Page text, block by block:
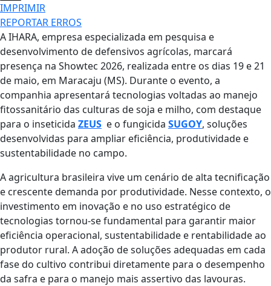
IMPRIMIR
REPORTAR ERROS
A IHARA, empresa especializada em pesquisa e
desenvolvimento de defensivos agrícolas, marcará
presença na Showtec 2026, realizada entre os dias 19 e 21
de maio, em Maracaju (MS). Durante o evento, a
companhia apresentará tecnologias voltadas ao manejo
fitossanitário das culturas de soja e milho, com destaque
para o inseticida ZEUS e o fungicida SUGOY, soluções
desenvolvidas para ampliar eficiência, produtividade e
sustentabilidade no campo.
A agricultura brasileira vive um cenário de alta tecnificação
e crescente demanda por produtividade. Nesse contexto, o
investimento em inovação e no uso estratégico de
tecnologias tornou-se fundamental para garantir maior
eficiência operacional, sustentabilidade e rentabilidade ao
produtor rural. A adoção de soluções adequadas em cada
fase do cultivo contribui diretamente para o desempenho
da safra e para o manejo mais assertivo das lavouras.